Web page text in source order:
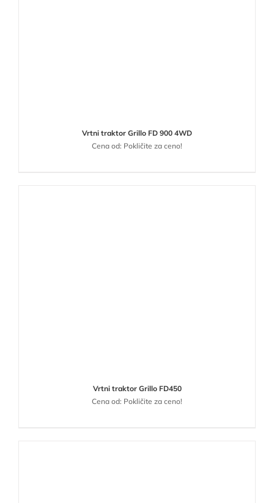
Vrtni traktor Grillo FD 900 4WD
Cena od: Pokličite za ceno!
Vrtni traktor Grillo FD450
Cena od: Pokličite za ceno!